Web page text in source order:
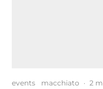
events macchiato · 2